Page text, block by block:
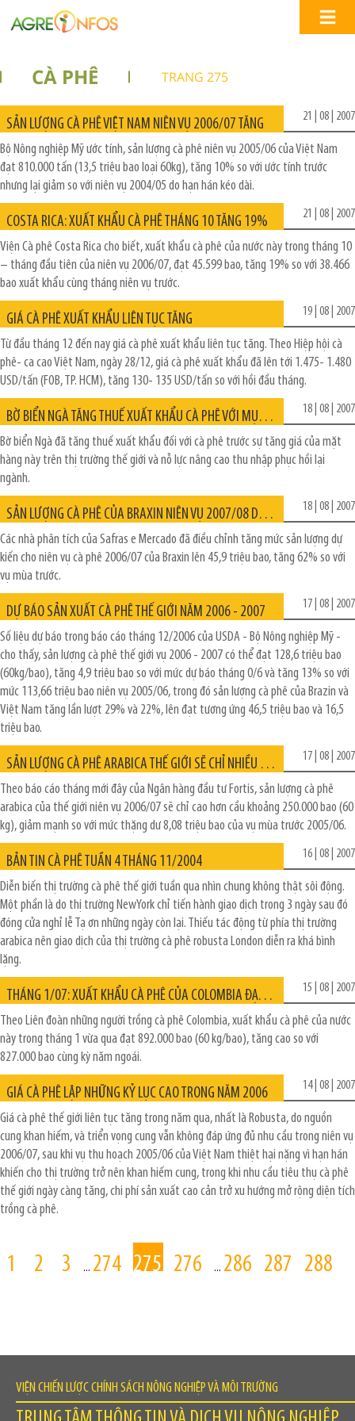
CÀ PHÊ TRANG 275
SẢN LƯỢNG CÀ PHÊ VIỆT NAM NIÊN VỤ 2006/07 TĂNG 21 | 08 | 2007
Bộ Nông nghiệp Mỹ ước tính, sản lượng cà phê niên vụ 2005/06 của Việt Nam
đạt 810.000 tấn (13,5 triệu bao loại 60kg), tăng 10% so với ước tính trước
nhưng lại giảm so với niên vụ 2004/05 do hạn hán kéo dài.
COSTA RICA: XUẤT KHẨU CÀ PHÊ THÁNG 10 TĂNG 19% 21 | 08 | 2007
Viện Cà phê Costa Rica cho biết, xuất khẩu cà phê của nước này trong tháng 10
– tháng đầu tiên của niên vụ 2006/07, đạt 45.599 bao, tăng 19% so với 38.466
bao xuất khẩu cùng tháng niên vụ trước.
GIÁ CÀ PHÊ XUẤT KHẨU LIÊN TỤC TĂNG 19 | 08 | 2007
Từ đầu tháng 12 đến nay giá cà phê xuất khẩu liên tục tăng. Theo Hiệp hội cà
phê- ca cao Việt Nam, ngày 28/12, giá cà phê xuất khẩu đã lên tới 1.475- 1.480
USD/tấn (FOB, TP. HCM), tăng 130- 135 USD/tấn so với hồi đầu tháng.
BỜ BIỂN NGÀ TĂNG THUẾ XUẤT KHẨU CÀ PHÊ VỚI MỤC TIÊU PHỤC HỒI LẠI NGÀNH SẢN XUẤT TRONG NƯỚC 18 | 08 | 2007
Bờ biển Ngà đã tăng thuế xuất khẩu đối với cà phê trước sự tăng giá của mặt
hàng này trên thị trường thế giới và nỗ lực nâng cao thu nhập phục hồi lại
ngành.
SẢN LƯỢNG CÀ PHÊ CỦA BRAXIN NIÊN VỤ 2007/08 DỰ KIẾN GIẢM 22-25% 18 | 08 | 2007
Các nhà phân tích của Safras e Mercado đã điều chỉnh tăng mức sản lượng dự
kiến cho niên vụ cà phê 2006/07 của Braxin lên 45,9 triệu bao, tăng 62% so với
vụ mùa trước.
DỰ BÁO SẢN XUẤT CÀ PHÊ THẾ GIỚI NĂM 2006 - 2007 17 | 08 | 2007
Số liệu dự báo trong báo cáo tháng 12/2006 của USDA - Bộ Nông nghiệp Mỹ -
cho thấy, sản lượng cà phê thế giới vụ 2006 - 2007 có thể đạt 128,6 triệu bao
(60kg/bao), tăng 4,9 triệu bao so với mức dự báo tháng 0/6 và tăng 13% so với
mức 113,66 triệu bao niên vụ 2005/06, trong đó sản lượng cà phê của Brazin và
Việt Nam tăng lần lượt 29% và 22%, lên đạt tương ứng 46,5 triệu bao và 16,5
triệu bao.
SẢN LƯỢNG CÀ PHÊ ARABICA THẾ GIỚI SẼ CHỈ NHIỀU HƠN CẦU 250.000 BAO TRONG VỤ 2006/07 17 | 08 | 2007
Theo báo cáo tháng mới đây của Ngân hàng đầu tư Fortis, sản lượng cà phê
arabica của thế giới niên vụ 2006/07 sẽ chỉ cao hơn cầu khoảng 250.000 bao (60
kg), giảm mạnh so với mức thặng dư 8,08 triệu bao của vụ mùa trước 2005/06.
BẢN TIN CÀ PHÊ TUẦN 4 THÁNG 11/2004 16 | 08 | 2007
Diễn biến thị trường cà phê thế giới tuần qua nhìn chung không thật sôi động.
Một phần là do thị trường NewYork chỉ tiến hành giao dịch trong 3 ngày sau đó
đóng cửa nghỉ lễ Tạ ơn những ngày còn lại. Thiếu tác động từ phía thị trường
arabica nên giao dịch của thị trường cà phê robusta London diễn ra khá bình
lặng.
THÁNG 1/07: XUẤT KHẨU CÀ PHÊ CỦA COLOMBIA ĐẠT 892.000 BAO 15 | 08 | 2007
Theo Liên đoàn những người trồng cà phê Colombia, xuất khẩu cà phê của nước
này trong tháng 1 vừa qua đạt 892.000 bao (60 kg/bao), tăng cao so với
827.000 bao cùng kỳ năm ngoái.
GIÁ CÀ PHÊ LẬP NHỮNG KỶ LỤC CAO TRONG NĂM 2006 14 | 08 | 2007
Giá cà phê thế giới liên tục tăng trong năm qua, nhất là Robusta, do nguồn
cung khan hiếm, và triển vọng cung vẫn không đáp ứng đủ nhu cầu trong niên vụ
2006/07, sau khi vụ thu hoạch 2005/06 của Việt Nam thiệt hại nặng vì hạn hán
khiến cho thị trường trở nên khan hiếm cung, trong khi nhu cầu tiêu thụ cà phê
thế giới ngày càng tăng, chi phí sản xuất cao cản trở xu hướng mở rộng diện tích
trồng cà phê.
1 2 3 ... 274 275 276 ... 286 287 288
VIỆN CHIẾN LƯỢC CHÍNH SÁCH NÔNG NGHIỆP VÀ MÔI TRƯỜNG